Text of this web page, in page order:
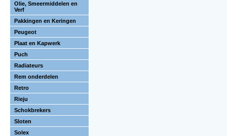
Olie, Smeermiddelen en
Verf
Pakkingen en Keringen
Peugeot
Plaat en Kapwerk
Puch
Radiateurs
Rem onderdelen
Retro
Rieju
Schokbrekers
Sloten
Solex